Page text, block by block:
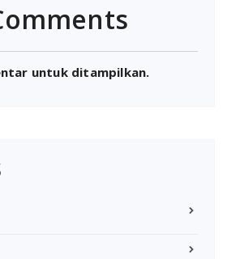
untuk ditampilkan.